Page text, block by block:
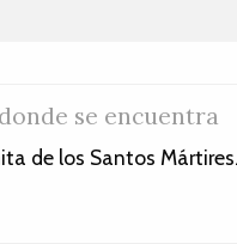
se encuentra
de los Santos